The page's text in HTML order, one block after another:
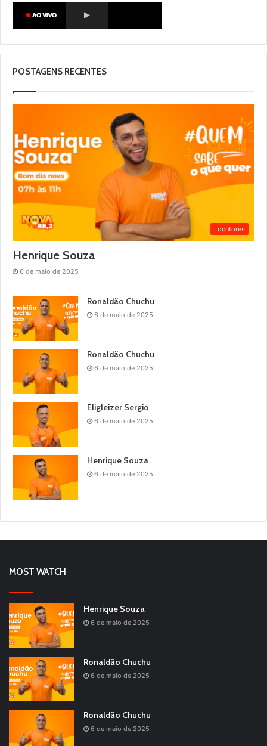
POSTAGENS RECENTES
Locutores
Henrique Souza
6 de maio de 2025
Ronaldão Chuchu
6 de maio de 2025
Ronaldão Chuchu
6 de maio de 2025
Eligleizer Sergio
6 de maio de 2025
Henrique Souza
6 de maio de 2025
MOST WATCH
Henrique Souza
6 de maio de 2025
Ronaldão Chuchu
6 de maio de 2025
Ronaldão Chuchu
6 de maio de 2025